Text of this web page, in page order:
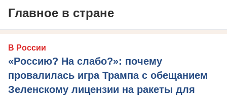
Главное в стране
В России
«Россию? На слабо?»: почему
провалилась игра Трампа с обещанием
Зеленскому лицензии на ракеты для